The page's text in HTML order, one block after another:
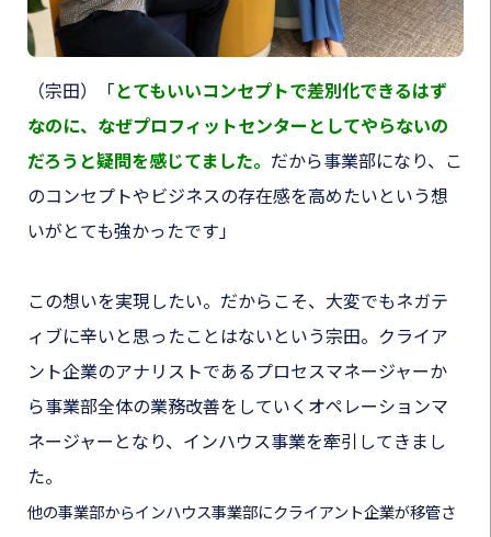
（宗田） 「とてもいいコンセプトで差別化できるはず
なのに、なぜプロフィットセンターとしてやらないの
だろうと疑問を感じてました。 だから事業部になり、こ
のコンセプトやビジネスの存在感を高めたいという想
いがとても強かったです」
この想いを実現したい。だからこそ、大変でもネガテ
ィブに辛いと思ったことはないという宗田。クライア
ント企業のアナリストであるプロセスマネージャーか
ら事業部全体の業務改善をしていくオペレーションマ
ネージャーとなり、インハウス事業を牽引してきまし
た。
他の事業部からインハウス事業部にクライアント企業が移管さ